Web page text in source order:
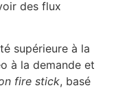
des flux
supérieure à la
à la demande et
fire stick, basé